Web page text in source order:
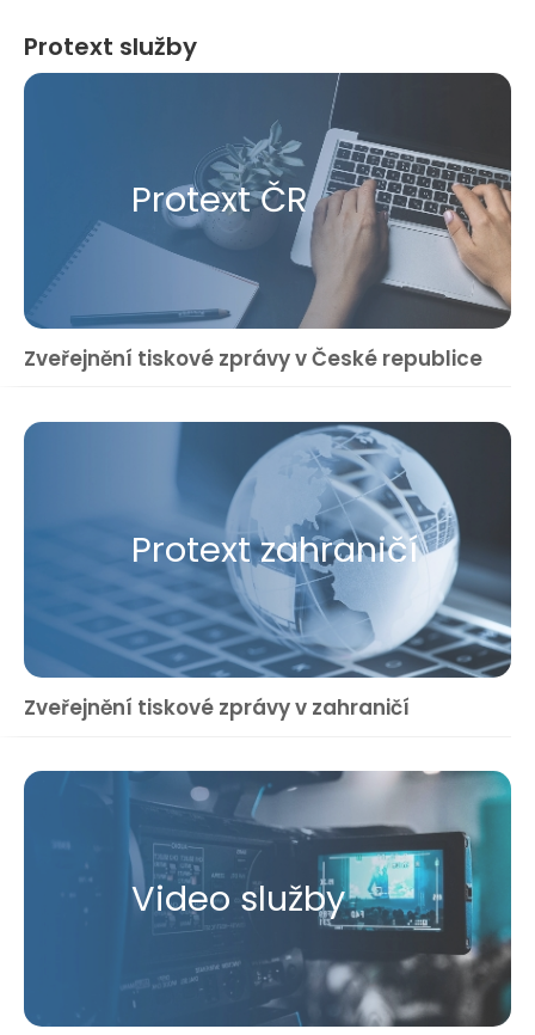
Protext služby
Protext ČR
Zveřejnění tiskové zprávy v České republice
Protext zahraničí
Zveřejnění tiskové zprávy v zahraničí
Video služby